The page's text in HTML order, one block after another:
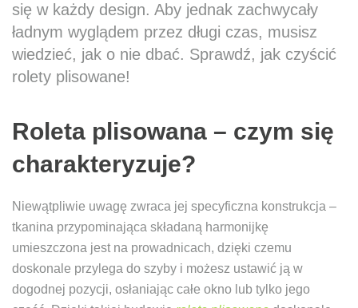
się w każdy design. Aby jednak zachwycały
ładnym wyglądem przez długi czas, musisz
wiedzieć, jak o nie dbać. Sprawdź, jak czyścić
rolety plisowane!
Roleta plisowana – czym się
charakteryzuje?
Niewątpliwie uwagę zwraca jej specyficzna konstrukcja –
tkanina przypominająca składaną harmonijkę
umieszczona jest na prowadnicach, dzięki czemu
doskonale przylega do szyby i możesz ustawić ją w
dogodnej pozycji, osłaniając całe okno lub tylko jego